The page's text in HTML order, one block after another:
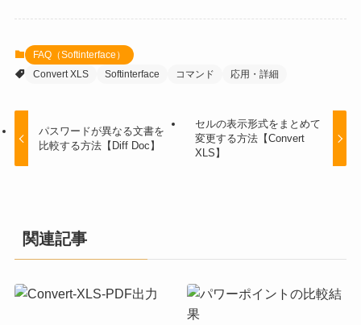
FAQ（Softinterface）
Convert XLS
Softinterface コマンド 応用・詳細
パスワードが異なる文書を
比較する方法【Diff Doc】
セルの表示形式をまとめて
変更する方法【Convert
XLS】
関連記事